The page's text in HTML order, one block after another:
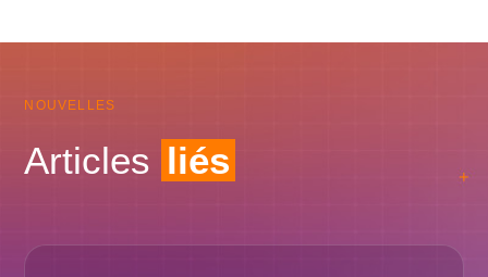
NOUVELLES
Articles liés